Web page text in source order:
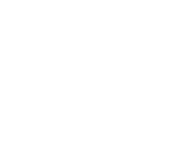
je vraag?